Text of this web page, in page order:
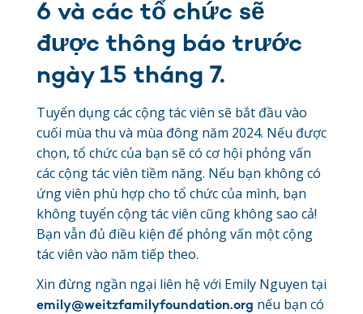
6 và các tổ chức sẽ
được thông báo trước
ngày 15 tháng 7.
Tuyển dụng các cộng tác viên sẽ bắt đầu vào
cuối mùa thu và mùa đông năm 2024. Nếu được
chọn, tổ chức của bạn sẽ có cơ hội phỏng vấn
các cộng tác viên tiềm năng. Nếu bạn không có
ứng viên phù hợp cho tổ chức của mình, bạn
không tuyển cộng tác viên cũng không sao cả!
Bạn vẫn đủ điều kiện để phỏng vấn một cộng
tác viên vào năm tiếp theo.
Xin đừng ngần ngại liên hệ với Emily Nguyen tại
emily@weitzfamilyfoundation.org nếu bạn có